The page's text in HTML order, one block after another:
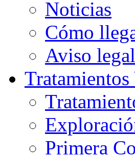
Noticias
Cómo
Aviso legal
Tratamientos
Primera